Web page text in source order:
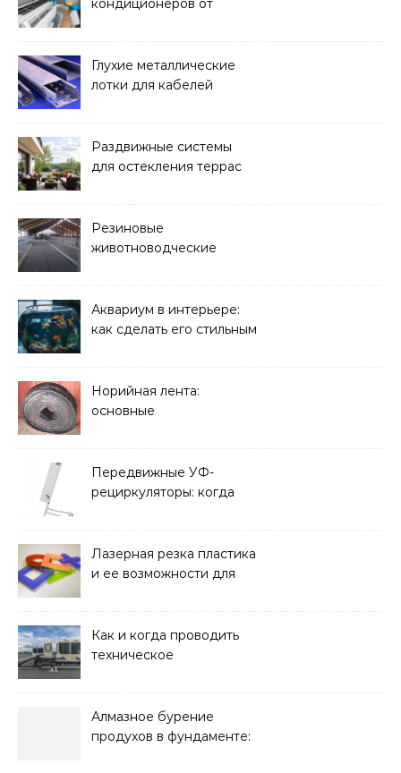
кондиционеров от
Глухие металлические
лотки для кабелей
Раздвижные системы
для остекления террас
Резиновые
животноводческие
решать
Аквариум в интерьере:
как сделать его стильным
Норийная лента:
основные
и советы по выбору
Передвижные УФ-
рециркуляторы: когда
Лазерная резка пластика
и ее возможности для
Как и когда проводить
техническое
Алмазное бурение
продухов в фундаменте: